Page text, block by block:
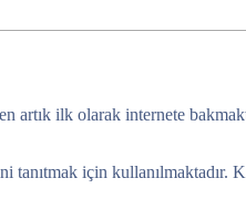
artık ilk olarak internete
için kullanılmaktadır.